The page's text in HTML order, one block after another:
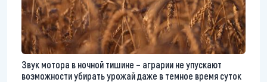
Звук мотора в ночной тишине – аграрии не упускают
возможности убирать урожай даже в темное время суток